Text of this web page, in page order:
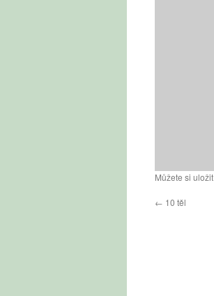
Můžete si uložit
← 10 těl